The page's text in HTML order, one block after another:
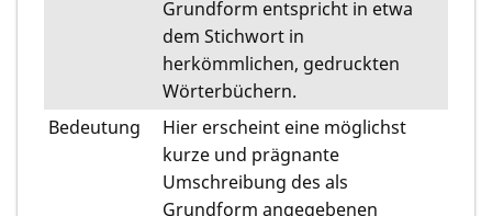
Grundform entspricht in etwa
dem Stichwort in
herkömmlichen, gedruckten
Wörterbüchern.
Bedeutung
Hier erscheint eine möglichst
kurze und prägnante
Umschreibung des als
Grundform angegebenen